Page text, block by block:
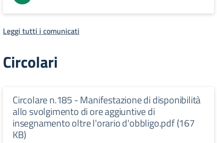
Leggi tutti i comunicati
Circolari
Circolare n.185 - Manifestazione di disponibilità
allo svolgimento di ore aggiuntive di
insegnamento oltre l'orario d'obbligo.pdf (167
KB)